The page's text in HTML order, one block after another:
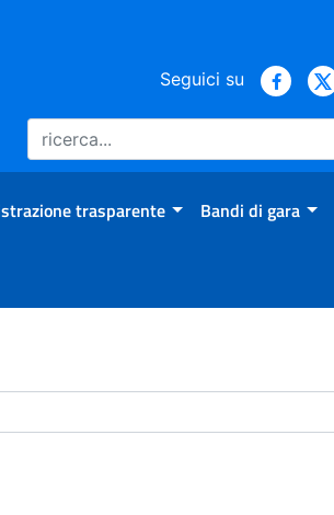
Seguici su
trasparente Bandi di gara